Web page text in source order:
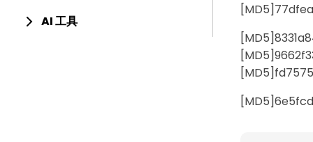
AI 工具